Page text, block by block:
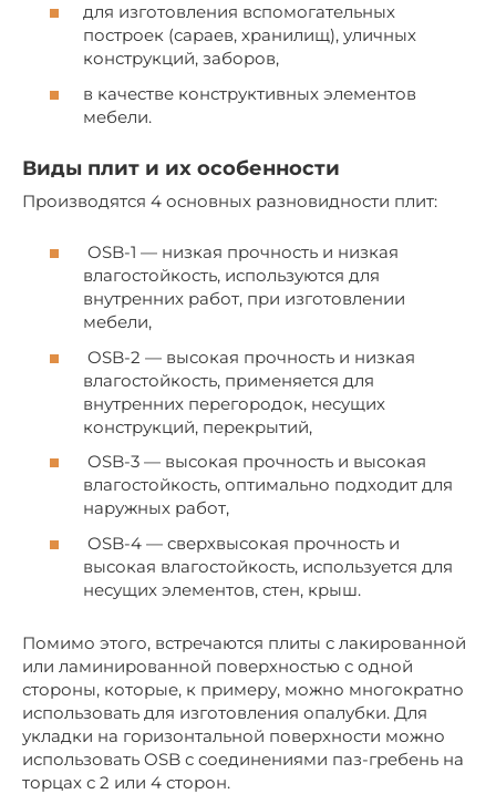
для изготовления вспомогательных
построек (сараев, хранилищ), уличных
конструкций, заборов,
в качестве конструктивных элементов
мебели.
Виды плит и их особенности
Производятся 4 основных разновидности плит:
OSB-1 — низкая прочность и низкая
влагостойкость, используются для
внутренних работ, при изготовлении
мебели,
OSB-2 — высокая прочность и низкая
влагостойкость, применяется для
внутренних перегородок, несущих
конструкций, перекрытий,
OSB-3 — высокая прочность и высокая
влагостойкость, оптимально подходит для
наружных работ,
OSB-4 — сверхвысокая прочность и
высокая влагостойкость, используется для
несущих элементов, стен, крыш.
Помимо этого, встречаются плиты с лакированной
или ламинированной поверхностью с одной
стороны, которые, к примеру, можно многократно
использовать для изготовления опалубки. Для
укладки на горизонтальной поверхности можно
использовать OSB с соединениями паз-гребень на
торцах с 2 или 4 сторон.